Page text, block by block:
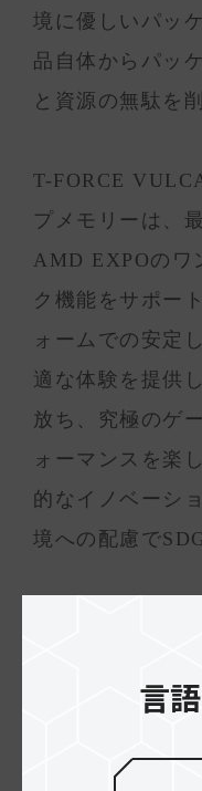
境に優しいパッ
品自体からパッ
と資源の無駄を
T-FORCE
プメモリーは、
AMD EXPOのワ
ク機能をサポー
ォームでの安定
適な体験を提供
放ち、究極のゲ
ォーマンスを楽
的なイノベーシ
境への配慮で
プメモリーはオ
ております。エ
さらに、特許取
言